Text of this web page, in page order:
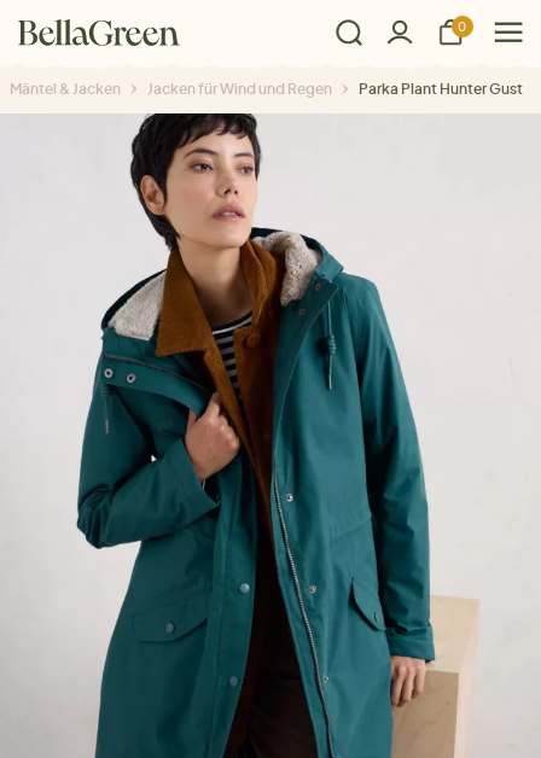
0
Mäntel & Jacken Jacken für Wind und Regen Parka Plant Hunter Gust